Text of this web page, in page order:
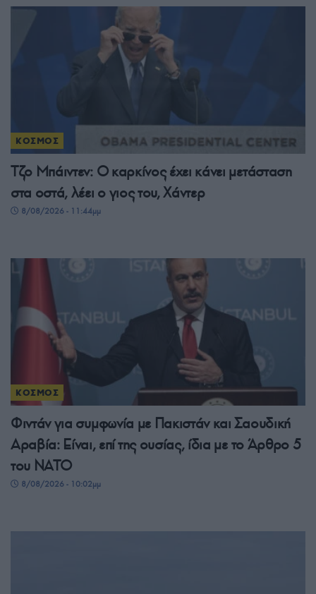
ΚΟΣΜΟΣ
Τζο Μπάιντεν: Ο καρκίνος έχει κάνει μετάσταση
στα οστά, λέει ο γιος του, Χάντερ
8/08/2026 - 11:44μμ
ΚΟΣΜΟΣ
Φιντάν για συμφωνία με Πακιστάν και Σαουδική
Αραβία: Είναι, επί της ουσίας, ίδια με το Άρθρο 5
του ΝΑΤΟ
8/08/2026 - 10:02μμ